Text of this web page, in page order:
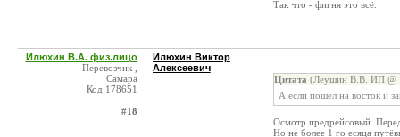
Так что - фигня это всё.
Илюхин В.А. физ.лицо
Перевозчик ,
Самара
Код:178651
#18
Илюхин Виктор
Алексеевич
Цитата (Леушин В.В. ИП @
А если пошёл на восток и
Осмотр предрейсовый.
Но не более 1 го есяца